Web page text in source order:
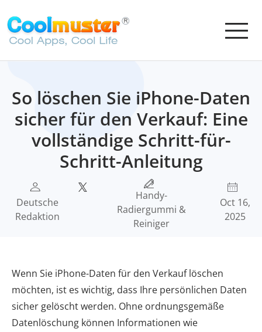
So löschen Sie iPhone-Daten
sicher für den Verkauf: Eine
vollständige Schritt-für-
Schritt-Anleitung
Deutsche
Redaktion
Handy-
Radiergummi &
Reiniger
Oct 16,
2025
Wenn Sie iPhone-Daten für den Verkauf löschen
möchten, ist es wichtig, dass Ihre persönlichen Daten
sicher gelöscht werden. Ohne ordnungsgemäße
Datenlöschung können Informationen wie